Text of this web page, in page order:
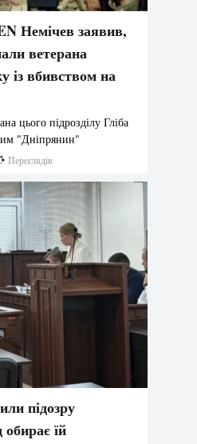
Немічев заявив,
ветерана
із вбивством на
цього підрозділу Гліба
"Дніпрянин"
Переглядів
підозру
їй